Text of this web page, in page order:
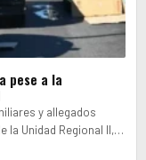
pese a la
y allegados
la Unidad Regional II,…